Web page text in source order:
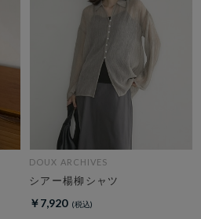
DOUX ARCHIVES
シアー楊柳シャツ
￥7,920